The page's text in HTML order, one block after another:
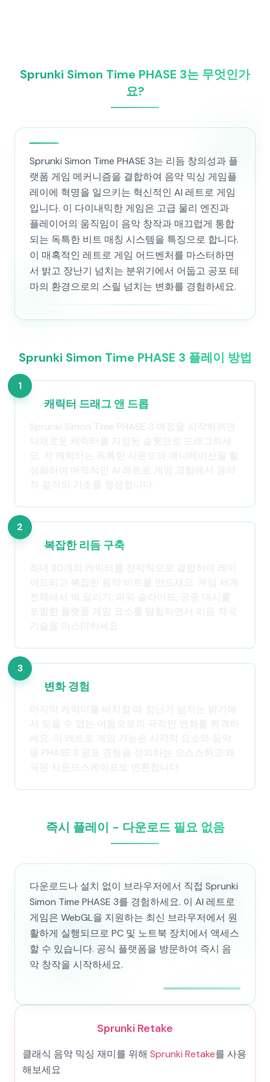
Sprunki Simon Time PHASE 3는 무엇인가
요?
Sprunki Simon Time PHASE 3는 리듬 창의성과 플
랫폼 게임 메커니즘을 결합하여 음악 믹싱 게임플
레이에 혁명을 일으키는 혁신적인 AI 레트로 게임
입니다. 이 다이내믹한 게임은 고급 물리 엔진과
플레이어의 움직임이 음악 창작과 매끄럽게 통합
되는 독특한 비트 매칭 시스템을 특징으로 합니다.
이 매혹적인 레트로 게임 어드벤처를 마스터하면
서 밝고 장난기 넘치는 분위기에서 어둡고 공포 테
마의 환경으로의 스릴 넘치는 변화를 경험하세요.
Sprunki Simon Time PHASE 3 플레이 방법
1
캐릭터 드래그 앤 드롭
Sprunki Simon Time PHASE 3 여정을 시작하려면
다채로운 캐릭터를 지정된 슬롯으로 드래그하세
요. 각 캐릭터는 독특한 사운드와 애니메이션을 활
성화하여 매력적인 AI 레트로 게임 경험에서 음악
적 걸작의 기초를 형성합니다.
2
복잡한 리듬 구축
최대 20개의 캐릭터를 전략적으로 결합하여 레이
어드되고 복잡한 음악 비트를 만드세요. 게임 세계
전체에서 벽 달리기, 파워 슬라이드, 공중 대시를
포함한 플랫폼 게임 요소를 탐험하면서 리듬 작곡
기술을 마스터하세요.
3
변화 경험
마지막 캐릭터를 배치할 때 장난기 넘치는 밝기에
서 잊을 수 없는 어둠으로의 극적인 변화를 목격하
세요. 이 레트로 게임 기능은 시각적 요소와 음악
을 PHASE 3 공포 경험을 정의하는 으스스하고 왜
곡된 사운드스케이프로 변환합니다.
즉시 플레이 - 다운로드 필요 없음
다운로드나 설치 없이 브라우저에서 직접 Sprunki
Simon Time PHASE 3를 경험하세요. 이 AI 레트로
게임은 WebGL을 지원하는 최신 브라우저에서 원
활하게 실행되므로 PC 및 노트북 장치에서 액세스
할 수 있습니다. 공식 플랫폼을 방문하여 즉시 음
악 창작을 시작하세요.
Sprunki Retake
클래식 음악 믹싱 재미를 위해 Sprunki Retake를 사용
해보세요